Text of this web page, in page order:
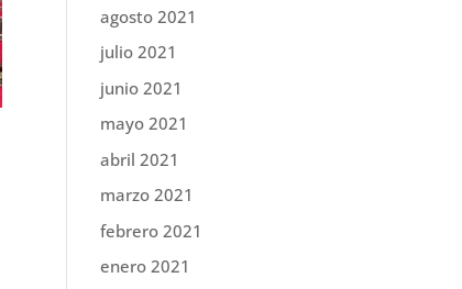
agosto 2021
julio 2021
junio 2021
mayo 2021
abril 2021
marzo 2021
febrero 2021
enero 2021